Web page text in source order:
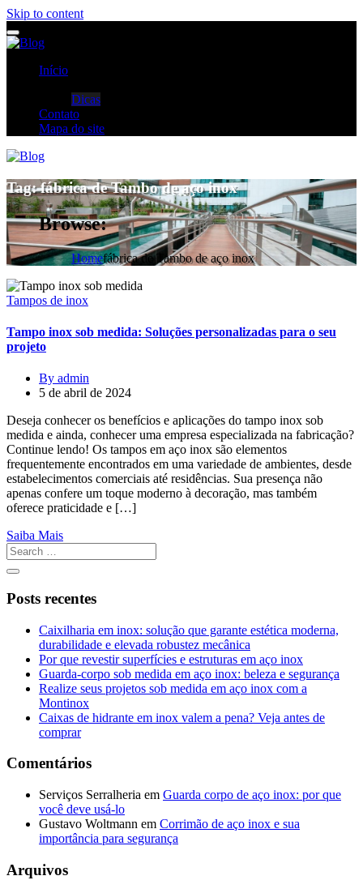
Skip to content
Início
Dicas
Contato
Mapa do site
Tag:fábrica de Tambo de aço inox
Browse:
Homefábrica de Tambo de aço inox
Tampos de inox
Tampo inox sob medida: Soluções personalizadas para o seu
projeto
By admin
5 de abril de 2024
Deseja conhecer os benefícios e aplicações do tampo inox sob
medida e ainda, conhecer uma empresa especializada na fabricação?
Continue lendo! Os tampos em aço inox são elementos
frequentemente encontrados em uma variedade de ambientes, desde
estabelecimentos comerciais até residências. Sua presença não
apenas confere um toque moderno à decoração, mas também
oferece praticidade e […]
Saiba Mais
Posts recentes
Caixilharia em inox: solução que garante estética moderna,
durabilidade e elevada robustez mecânica
Por que revestir superfícies e estruturas em aço inox
Guarda-corpo sob medida em aço inox: beleza e segurança
Realize seus projetos sob medida em aço inox com a
Montinox
Caixas de hidrante em inox valem a pena? Veja antes de
comprar
Comentários
Serviços Serralheria em Guarda corpo de aço inox: por que
você deve usá-lo
Gustavo Woltmann em Corrimão de aço inox e sua
importância para segurança
Arquivos